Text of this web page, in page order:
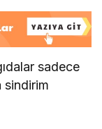
sadece
sindirim